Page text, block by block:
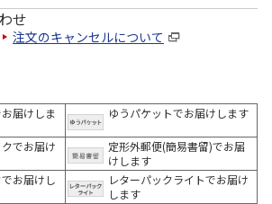
せ
注文のキャンセルについて
届けしま
ゆうパケットでお届けします
でお届け
定形外郵便(簡易書留)でお届
けします
お届けし
レターパックライトでお届け
します